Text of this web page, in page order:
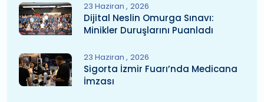
23 Haziran 2026
Dijital Neslin Omurga Sınavı:
Minikler Duruşlarını Puanladı
23 Haziran 2026
Sigorta İzmir Fuarı’nda Medicana
İmzası